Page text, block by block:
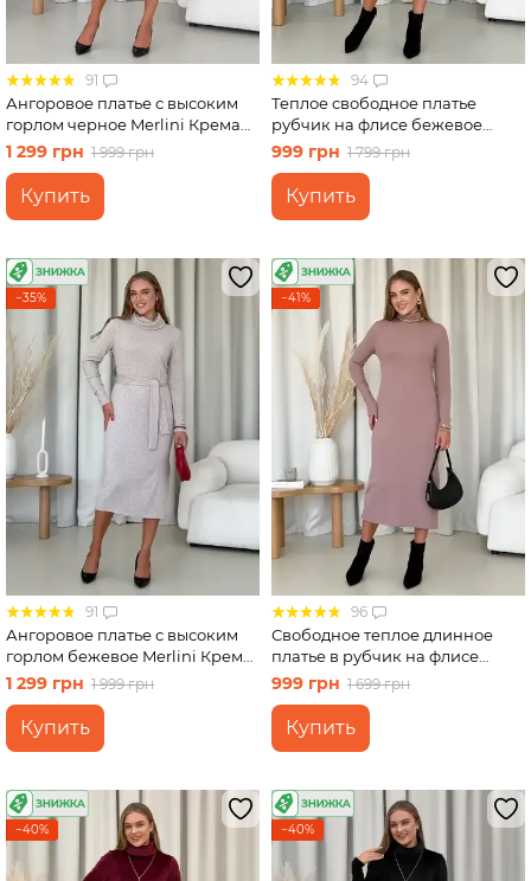
91
Ангоровое платье с высоким
горлом черное Merlini Крема
700001741 размер S-M
1 299 грн 1 999 грн
Купить
94
Теплое свободное платье
рубчик на флисе бежевое
Merlini Боза 700001802 размер
999 грн 1 799 грн
Купить
−35%
91
Ангоровое платье с высоким
горлом бежевое Merlini Крема
700001742 размер S-M
1 299 грн 1 999 грн
Купить
−41%
96
Свободное теплое длинное
платье в рубчик на флисе
бежевое Merlini Мартен
700001102 размер S-M (42-44)
999 грн 1 699 грн
Купить
−40% −40%